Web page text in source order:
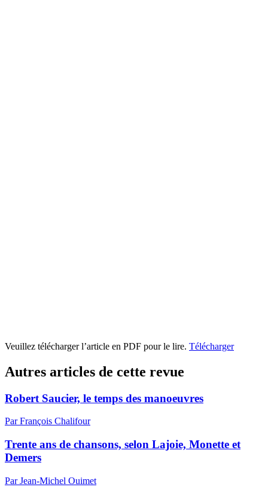
Veuillez télécharger l’article en PDF pour le lire. Télécharger
Autres articles de cette revue
Robert Saucier, le temps des manoeuvres
Par François Chalifour
Trente ans de chansons, selon Lajoie, Monette et
Demers
Par Jean-Michel Ouimet